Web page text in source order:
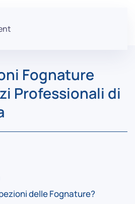
Fognature
Professionali di
delle Fognature?